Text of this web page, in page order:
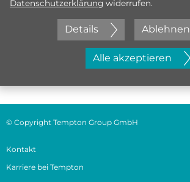
Jetzt initiativ bewerben
Datenschutzerklärung widerrufen.
Details Ablehnen
Alle akzeptieren
© Copyright Tempton Group GmbH
Kontakt
Karriere bei Tempton